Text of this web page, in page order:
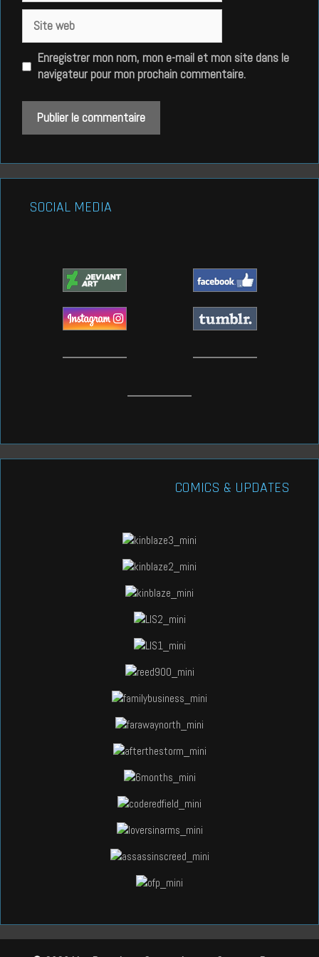
web
Enregistrer mon nom, mon e-mail et mon site dans le
navigateur pour mon prochain commentaire.
SOCIAL MEDIA
COMICS & UPDATES